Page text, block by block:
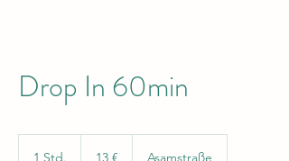
Drop In 60min
1 Std. 13 € Asamstraße